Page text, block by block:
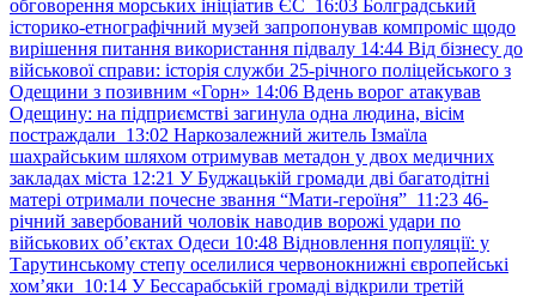
обговорення морських ініціатив ЄС 16:03 Болградський
історико-етнографічний музей запропонував компроміс щодо
вирішення питання використання підвалу 14:44 Від бізнесу до
військової справи: історія служби 25-річного поліцейського з
Одещини з позивним «Горн» 14:06 Вдень ворог атакував
Одещину: на підприємстві загинула одна людина, вісім
постраждали 13:02 Наркозалежний житель Ізмаїла
шахрайським шляхом отримував метадон у двох медичних
закладах міста 12:21 У Буджацькій громади дві багатодітні
матері отримали почесне звання “Мати-героїня” 11:23 46-
річний завербований чоловік наводив ворожі удари по
військових обʼєктах Одеси 10:48 Відновлення популяції: у
Тарутинському степу оселилися червонокнижні європейські
хом’яки 10:14 У Бессарабській громаді відкрили третій